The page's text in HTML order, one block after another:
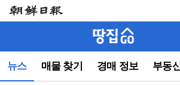
뉴스 매물 찾기 경매 정보 부동
뉴
(컨